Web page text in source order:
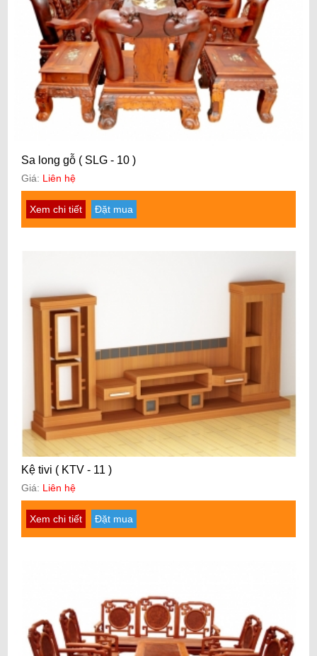
Sa long gỗ ( SLG - 10 )
Giá: Liên hệ
Xem chi tiết Đặt mua
Kệ tivi ( KTV - 11 )
Giá: Liên hệ
Xem chi tiết Đặt mua